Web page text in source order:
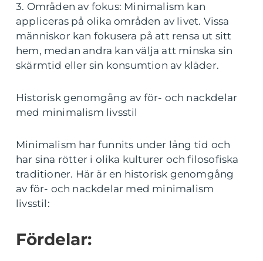
3. Områden av fokus: Minimalism kan
appliceras på olika områden av livet. Vissa
människor kan fokusera på att rensa ut sitt
hem, medan andra kan välja att minska sin
skärmtid eller sin konsumtion av kläder.
Historisk genomgång av för- och nackdelar
med minimalism livsstil
Minimalism har funnits under lång tid och
har sina rötter i olika kulturer och filosofiska
traditioner. Här är en historisk genomgång
av för- och nackdelar med minimalism
livsstil:
Fördelar: